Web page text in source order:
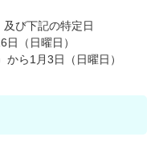
び下記の特定日
（日曜日）
ら1月3日（日曜日）